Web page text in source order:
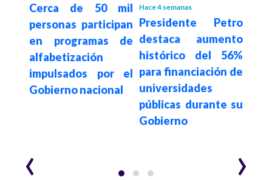
Cerca de 50 mil
personas participan
en programas de
alfabetización
impulsados por el
Gobierno nacional
Hace 4 semanas
Presidente Petro
destaca aumento
histórico del 56%
para financiación de
universidades
públicas durante su
Gobierno
‹ ›